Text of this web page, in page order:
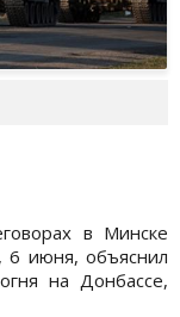
в Минске
6 июня, объяснил
на Донбассе,